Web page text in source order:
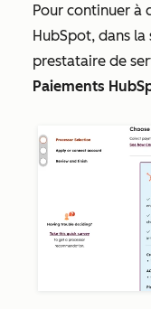
Pour continuer à
HubSpot, dans la
prestataire de
Paiements